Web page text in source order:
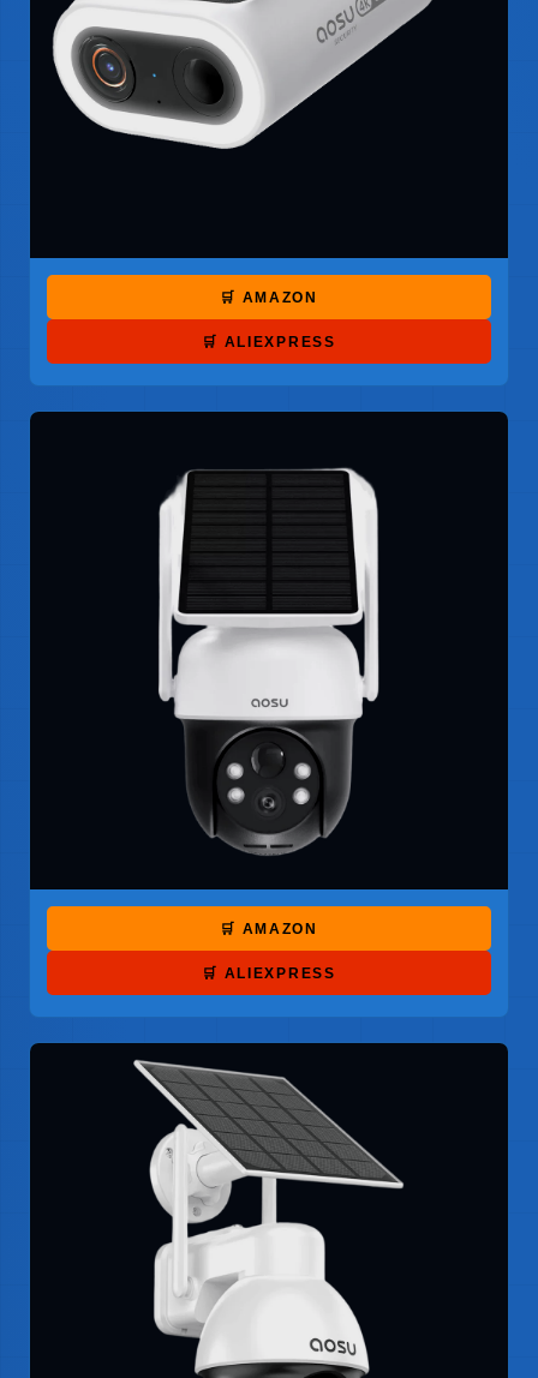
🛒 AMAZON
🛒 ALIEXPRESS
🛒 AMAZON
🛒 ALIEXPRESS